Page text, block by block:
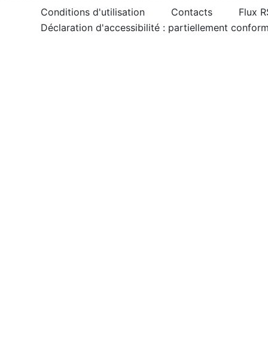
Conditions d'utilisation Contacts
Flux
Déclaration d'accessibilité : partiellement